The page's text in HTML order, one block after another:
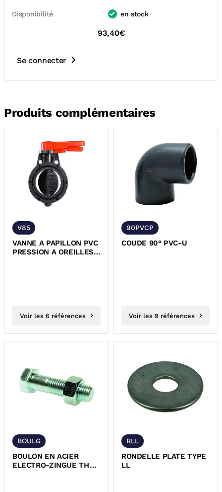
Disponibilité en stock
93,40€
Se connecter
Produits complémentaires
V85
VANNE A PAPILLON PVC
PRESSION A OREILLES
Voir les 6 références
90PVCP
COUDE 90° PVC-U
Voir les 9 références
BOULG
BOULON EN ACIER
ELECTRO-ZINGUE TH
RLL
RONDELLE PLATE TYPE
LL